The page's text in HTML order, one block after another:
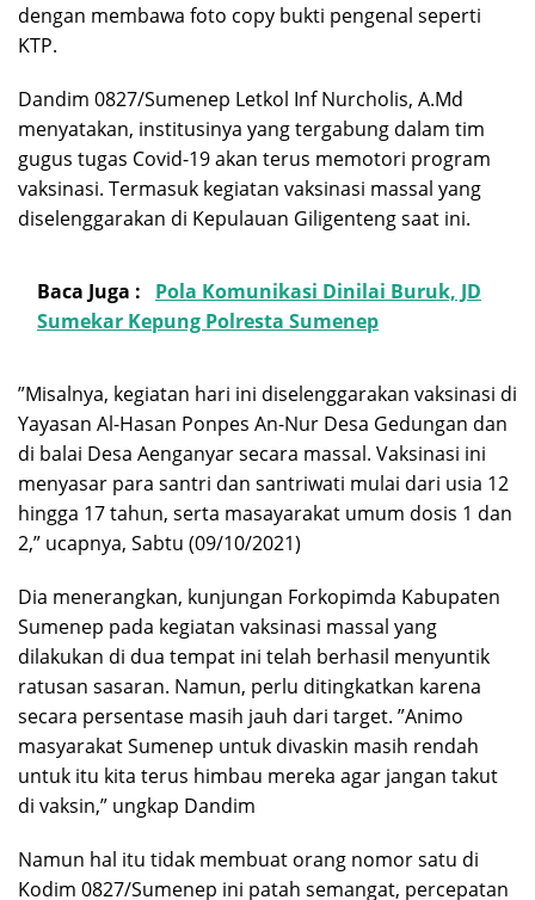
dengan membawa foto copy bukti pengenal seperti
KTP.
Dandim 0827/Sumenep Letkol Inf Nurcholis, A.Md
menyatakan, institusinya yang tergabung dalam tim
gugus tugas Covid-19 akan terus memotori program
vaksinasi. Termasuk kegiatan vaksinasi massal yang
diselenggarakan di Kepulauan Giligenteng saat ini.
Baca Juga :
Pola Komunikasi Dinilai Buruk, JD
Sumekar Kepung Polresta Sumenep
”Misalnya, kegiatan hari ini diselenggarakan vaksinasi di
Yayasan Al-Hasan Ponpes An-Nur Desa Gedungan dan
di balai Desa Aenganyar secara massal. Vaksinasi ini
menyasar para santri dan santriwati mulai dari usia 12
hingga 17 tahun, serta masayarakat umum dosis 1 dan
2,” ucapnya, Sabtu (09/10/2021)
Dia menerangkan, kunjungan Forkopimda Kabupaten
Sumenep pada kegiatan vaksinasi massal yang
dilakukan di dua tempat ini telah berhasil menyuntik
ratusan sasaran. Namun, perlu ditingkatkan karena
secara persentase masih jauh dari target. ”Animo
masyarakat Sumenep untuk divaskin masih rendah
untuk itu kita terus himbau mereka agar jangan takut
di vaksin,” ungkap Dandim
Namun hal itu tidak membuat orang nomor satu di
Kodim 0827/Sumenep ini patah semangat, percepatan